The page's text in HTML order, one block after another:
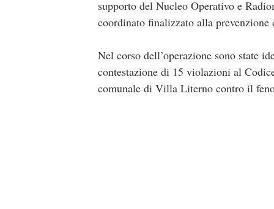
supporto del Nucleo Operativo e
coordinato finalizzato alla
Nel corso dell’operazione sono state
contestazione di 15 violazioni al
comunale di Villa Literno contro il